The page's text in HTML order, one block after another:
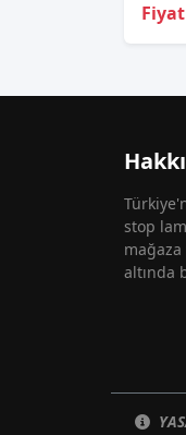
stop
altında